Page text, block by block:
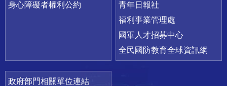
身心障礙者權利公約
青年日報社
福利事業管理處
國軍人才招募中心
全民國防教育全球資訊網
政府部門相關單位連結